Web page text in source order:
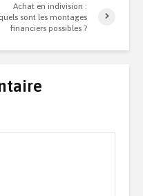
Achat en indivision :
quels sont les montages
financiers possibles ?